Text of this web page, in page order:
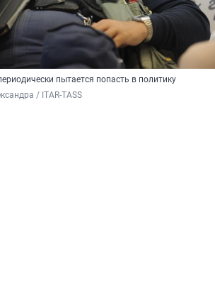
пытается попасть в политику
/ ITAR-TASS